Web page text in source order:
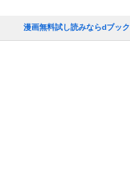
漫画無料試し読みならdブック